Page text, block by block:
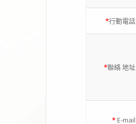
*行動電話
*聯絡地址
* E-mail